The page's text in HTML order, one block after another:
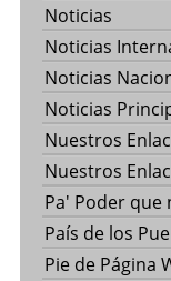
Noticias
Noticias
Noticias
Noticias
Nuestros
Nuestros
Pa' Poder que
País de los
Pie de Página